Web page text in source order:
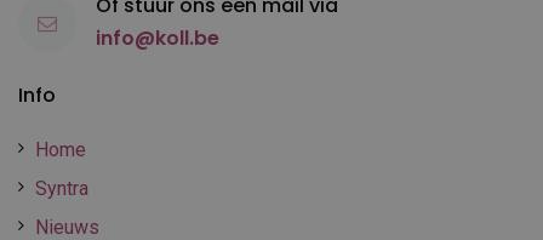
Info
Home
Syntra
Nieuws
info@koll.be